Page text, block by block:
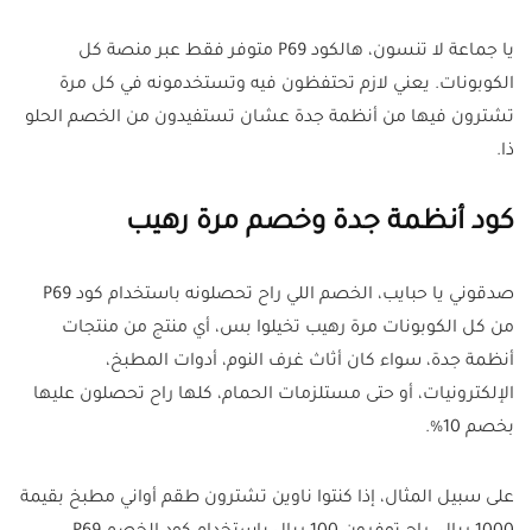
يا جماعة لا تنسون، هالكود P69 متوفر فقط عبر منصة كل
الكوبونات. يعني لازم تحتفظون فيه وتستخدمونه في كل مرة
تشترون فيها من أنظمة جدة عشان تستفيدون من الخصم الحلو
ذا.
كود أنظمة جدة وخصم مرة رهيب
صدقوني يا حبايب، الخصم اللي راح تحصلونه باستخدام كود P69
من كل الكوبونات مرة رهيب تخيلوا بس، أي منتج من منتجات
أنظمة جدة، سواء كان أثاث غرف النوم، أدوات المطبخ،
الإلكترونيات، أو حتى مستلزمات الحمام، كلها راح تحصلون عليها
بخصم 10%.
على سبيل المثال، إذا كنتوا ناوين تشترون طقم أواني مطبخ بقيمة